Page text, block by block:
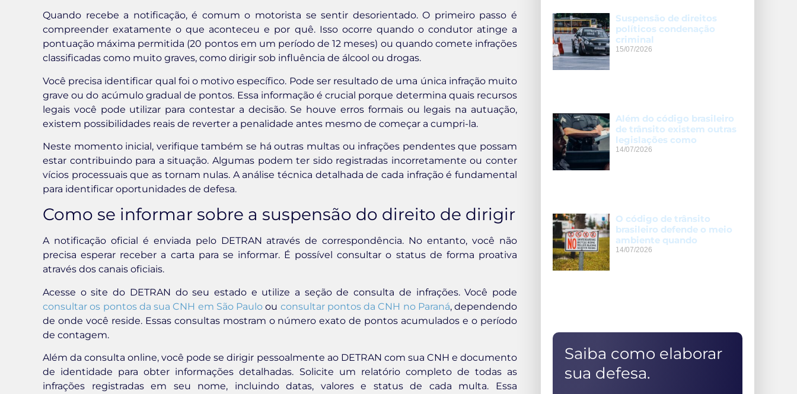
Quando recebe a notificação, é comum o motorista se sentir desorientado. O primeiro passo é
compreender exatamente o que aconteceu e por quê. Isso ocorre quando o condutor atinge a
pontuação máxima permitida (20 pontos em um período de 12 meses) ou quando comete infrações
classificadas como muito graves, como dirigir sob influência de álcool ou drogas.
Você precisa identificar qual foi o motivo específico. Pode ser resultado de uma única infração muito
grave ou do acúmulo gradual de pontos. Essa informação é crucial porque determina quais recursos
legais você pode utilizar para contestar a decisão. Se houve erros formais ou legais na autuação,
existem possibilidades reais de reverter a penalidade antes mesmo de começar a cumpri-la.
Neste momento inicial, verifique também se há outras multas ou infrações pendentes que possam
estar contribuindo para a situação. Algumas podem ter sido registradas incorretamente ou conter
vícios processuais que as tornam nulas. A análise técnica detalhada de cada infração é fundamental
para identificar oportunidades de defesa.
Como se informar sobre a suspensão do direito de dirigir
A notificação oficial é enviada pelo DETRAN através de correspondência. No entanto, você não
precisa esperar receber a carta para se informar. É possível consultar o status de forma proativa
através dos canais oficiais.
Acesse o site do DETRAN do seu estado e utilize a seção de consulta de infrações. Você pode
consultar os pontos da sua CNH em São Paulo ou consultar pontos da CNH no Paraná, dependendo
de onde você reside. Essas consultas mostram o número exato de pontos acumulados e o período
de contagem.
Além da consulta online, você pode se dirigir pessoalmente ao DETRAN com sua CNH e documento
de identidade para obter informações detalhadas. Solicite um relatório completo de todas as
infrações registradas em seu nome, incluindo datas, valores e status de cada multa. Essa
Suspensão de direitos
políticos condenação
criminal
15/07/2026
Além do código brasileiro
de trânsito existem outras
legislações como
14/07/2026
O código de trânsito
brasileiro defende o meio
ambiente quando
14/07/2026
Saiba como elaborar
sua defesa.